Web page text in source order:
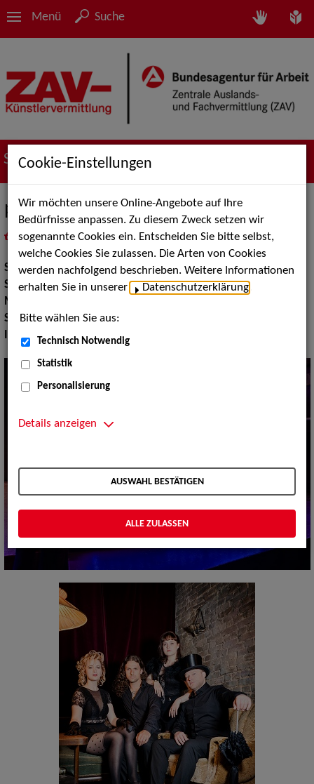
Menü Suche
Suche nach Künstler*innen
passivattraktiv
als PDF speichern
inMeine Merklistelegen
Show:Musik Shows
Show Acts: Comedy, Kabarett
Musik Shows:
Stilistik: Chanson
Instrument:Klavier
Cookie-Einstellungen
Wir möchten unsere Online-Angebote auf Ihre
Bedürfnisse anpassen. Zu diesem Zweck setzen wir
sogenannte Cookies ein. Entscheiden Sie bitte selbst,
welche Cookies Sie zulassen. Die Arten von Cookies
werden nachfolgend beschrieben. Weitere Informationen
erhalten Sie in unserer
Datenschutzerklärung
Bitte wählen Sie aus:
Technisch Notwendig
Statistik
Personalisierung
Details anzeigen
AUSWAHL BESTÄTIGEN
ALLE ZULASSEN